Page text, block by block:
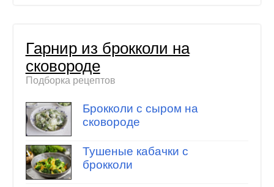
Гарнир из брокколи на
сковороде
Подборка рецептов
Брокколи с сыром на
сковороде
Тушеные кабачки с
брокколи